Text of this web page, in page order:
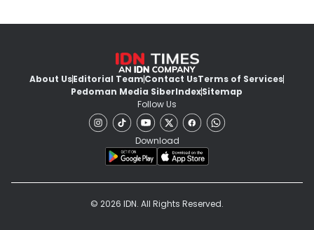
About UsEditorial TeamContact UsTerms of Services
Pedoman Media SiberIndexSitemap
Follow Us
Download
© 2026 IDN. All Rights Reserved.